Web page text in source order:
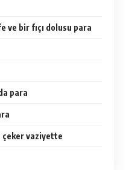
ve bir fıçı dolusu para
para
çeker vaziyette